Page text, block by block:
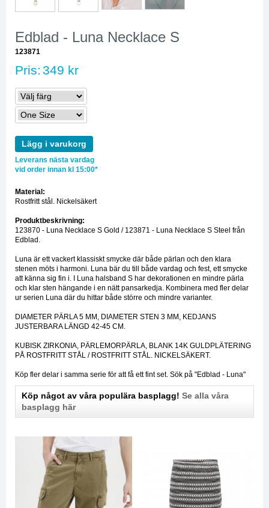
Edblad - Luna Necklace S
123871
Pris: 349 kr
Lägg i varukorg
Leverans nästa vardag
vid order innan kl 15:00*
Material:
Rostfritt stål. Nickelsäkert
Produktbeskrivning:
123870 - Luna Necklace S Gold / 123871 - Luna Necklace S Steel från
Edblad.
Luna är ett vackert klassiskt smycke där både pärlan och den klara
stenen möts i harmoni. Luna bär du till både vardag och fest, ett smycke
att känna sig fin i. I Luna halsband S har dekorationen en mindre pärla
och klar sten hängande i en nätt pansarkedja. Kombinera med fler delar
ur serien Luna där du hittar både större och mindre varianter.
DIAMETER PÄRLA 5 MM, DIAMETER STEN 3 MM, KEDJANS
JUSTERBARA LÄNGD 42-45 CM.
KUBISK ZIRKONIA, PÄRLEMORPÄRLA, BLANK 14K GULDPLÄTERING
PÅ ROSTFRITT STÅL / ROSTFRITT STÅL. NICKELSÄKERT.
Köp fler delar i samma serie för att få ett fint set. Sök på "Edblad - Luna"
Köp något av våra populära basplagg! Se alla våra
basplagg här